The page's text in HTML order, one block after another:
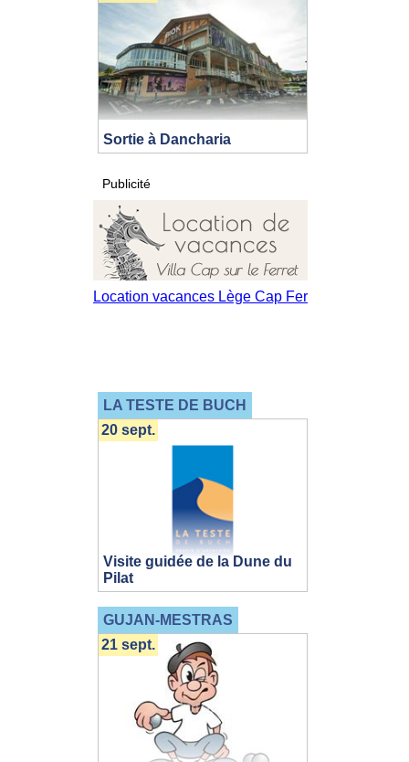
Sortie à Dancharia
Publicité
LA TESTE DE BUCH
Visite guidée de la Dune du
Pilat
20 sept.
GUJAN-MESTRAS
21 sept.